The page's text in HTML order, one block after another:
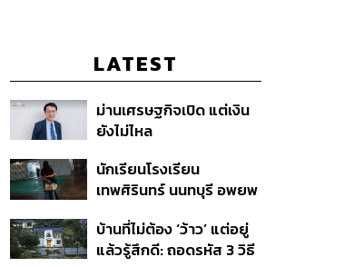
LATEST
ม่านเศรษฐกิจเปิด แต่เงิน
ยังไม่ไหล
นักเรียนโรงเรียน
เทพศิรินทร์ นนทบุรี อพยพ
ชั่วคราว หลังเหตุใช้อาวุธ
ปืนภายในโรงเรียน
บ้านที่ไม่ต้อง ‘ว้าว’ แต่อยู่
แล้วรู้สึกดี: ถอดรหัส 3 วิธี